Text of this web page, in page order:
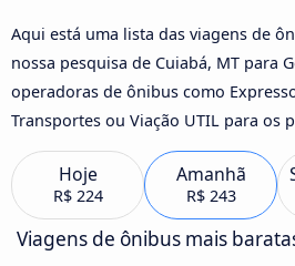
Aqui está uma lista das viagens de
nossa pesquisa de Cuiabá, MT para
operadoras de ônibus como
Transportes ou Viação UTIL para os
Hoje
R$ 224
Amanhã
R$ 243
Viagens de ônibus mais